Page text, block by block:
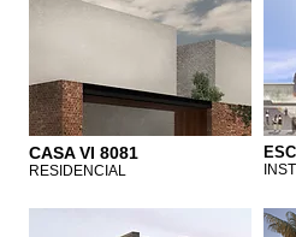
CASA VI 8081
RESIDENCIAL